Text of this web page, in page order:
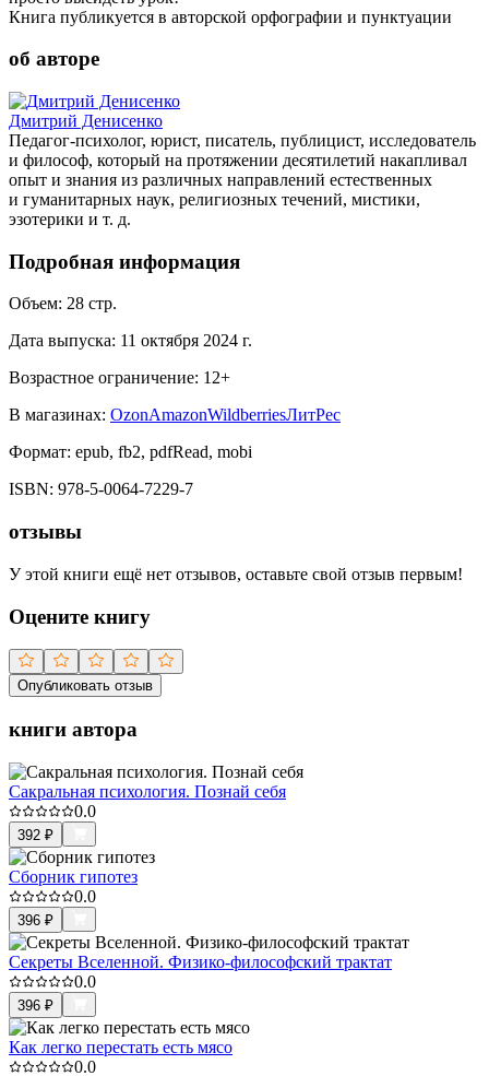
Книга публикуется в авторской орфографии и пунктуации
об авторе
Дмитрий Денисенко
Педагог-психолог, юрист, писатель, публицист, исследователь
и философ, который на протяжении десятилетий накапливал
опыт и знания из различных направлений естественных
и гуманитарных наук, религиозных течений, мистики,
эзотерики и т. д.
Подробная информация
Объем: 28 стр.
Дата выпуска: 11 октября 2024 г.
Возрастное ограничение: 12+
В магазинах: OzonAmazonWildberriesЛитРес
Формат: epub, fb2, pdfRead, mobi
ISBN: 978-5-0064-7229-7
отзывы
У этой книги ещё нет отзывов, оставьте свой отзыв первым!
Оцените книгу
Опубликовать отзыв
книги автора
Сакральная психология. Познай себя
0.0
392 ₽
Сборник гипотез
0.0
396 ₽
Секреты Вселенной. Физико-философский трактат
0.0
396 ₽
Как легко перестать есть мясо
0.0